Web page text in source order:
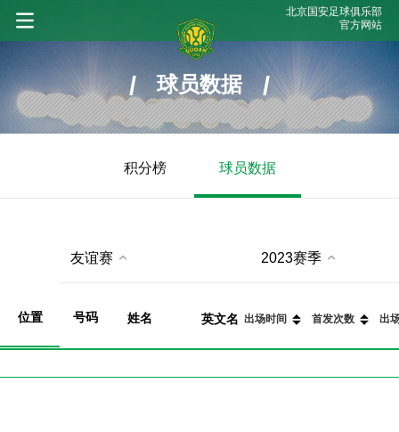
北京国安足球俱乐部
官方网站
/ 球员数据 /
积分榜 球员数据
友谊赛 2023赛季
位置 号码 姓名 英文名 出场时间 首发次数 出